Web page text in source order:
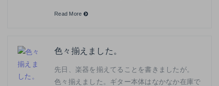
Read More
色々揃えました。
先日、楽器を揃えてることを書きましたが。
色々揃えました。ギター本体はなかなか在庫で